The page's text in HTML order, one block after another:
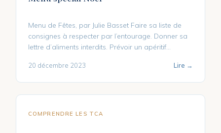
Menu de Fêtes, par Julie Basset Faire sa liste de
consignes à respecter par l’entourage. Donner sa
lettre d’aliments interdits. Prévoir un apéritif...
20 décembre 2023 Lire →
COMPRENDRE LES TCA